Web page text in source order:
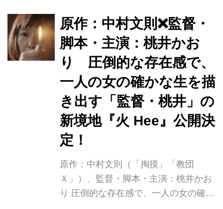
評価は国内に止まらず、「The Wall
Street Journal」では＜年間ベスト10ミ
ステリー＞に2012年、2013年と連続
で選出され、2014年には、ノワール文
学（＝犯罪や暴力を主題に据えた小
説）への貢献を讃えるアメリカの文学
賞「デイヴィッド・グディス賞」を日
本人として初めて受賞、世界的にも注
目...
原作：中村文則❌監督・
脚本・主演：桃井かお
り 圧倒的な存在感で、
一人の女の確かな生を描
き出す「監督・桃井」の
新境地『火 Hee』公開決
定！
原作：中村文則（「掏摸」「教団
Ｘ」）、監督・脚本・主演：桃井かお
り 圧倒的な存在感で、一人の女の確か